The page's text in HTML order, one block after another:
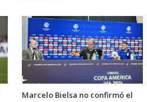
Marcelo Bielsa no confirmó el